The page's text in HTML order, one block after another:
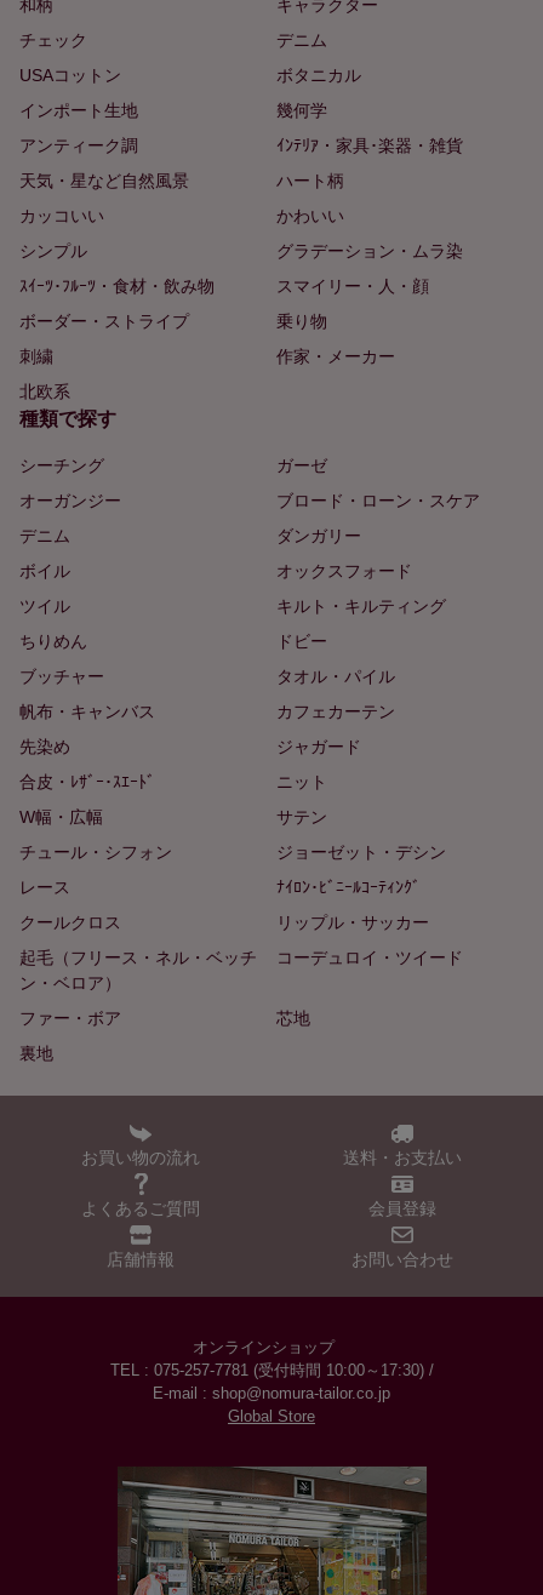
和柄
キャラクター
チェック
デニム
USAコットン
ボタニカル
インポート生地
幾何学
アンティーク調
ｲﾝﾃﾘｱ・家具･楽器・雑貨
天気・星など自然風景
ハート柄
カッコいい
かわいい
シンプル
グラデーション・ムラ染
ｽｲｰﾂ･ﾌﾙｰﾂ・食材・飲み物
スマイリー・人・顔
ボーダー・ストライプ
乗り物
刺繍
作家・メーカー
北欧系
種類で探す
シーチング
ガーゼ
オーガンジー
ブロード・ローン・スケア
デニム
ダンガリー
ボイル
オックスフォード
ツイル
キルト・キルティング
ちりめん
ドビー
ブッチャー
タオル・パイル
帆布・キャンバス
カフェカーテン
先染め
ジャガード
合皮・ﾚｻﾞｰ･ｽｴｰﾄﾞ
ニット
W幅・広幅
サテン
チュール・シフォン
ジョーゼット・デシン
レース
ﾅｲﾛﾝ･ﾋﾞﾆｰﾙｺｰﾃｨﾝｸﾞ
クールクロス
リップル・サッカー
起毛（フリース・ネル・ベッチ
ン・ベロア）
コーデュロイ・ツイード
ファー・ボア
芯地
裏地
お買い物の流れ 送料・お支払い
よくあるご質問 会員登録
店舗情報 お問い合わせ
オンラインショップ
TEL : 075-257-7781 (受付時間 10:00～17:30) /
E-mail : shop@nomura-tailor.co.jp
Global Store